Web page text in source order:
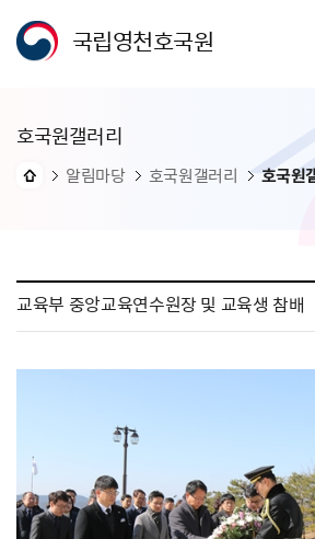
국립영천호국원
호국원갤러리
알림마당 호국원갤러리 호국원
교육부 중앙교육연수원장 및 교육생 참배